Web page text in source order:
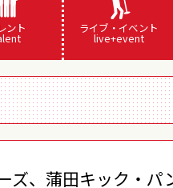
ント ライブ・イベント
live+event
ズ、蒲田キック・パ